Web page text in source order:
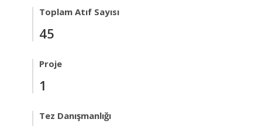
Toplam Atıf Sayısı
45
Proje
1
Tez Danışmanlığı